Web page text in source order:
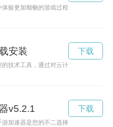
验更加顺畅的游戏过程吗？快来下载
安装
的技术工具，通过对云计算网络进行优
下载
v5.2.1
加速器是您的不二选择！在官网上可
下载